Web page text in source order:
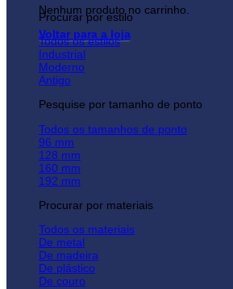
Nenhum produto no carrinho.
Voltar para a loja
Procurar por estilo
Todos os estilos
Industrial
Moderno
Antigo
Pesquise por tamanho de ponto
Todos os tamanhos de ponto
96 mm
128 mm
160 mm
192 mm
Procurar por materiais
Todos os materiais
De metal
De madeira
De plástico
De couro